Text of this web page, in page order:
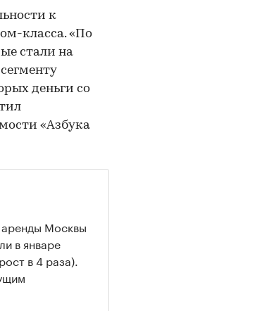
к
класса. «По
стали на
деньги со
«Азбука
Москвы
в январе
в 4 раза).